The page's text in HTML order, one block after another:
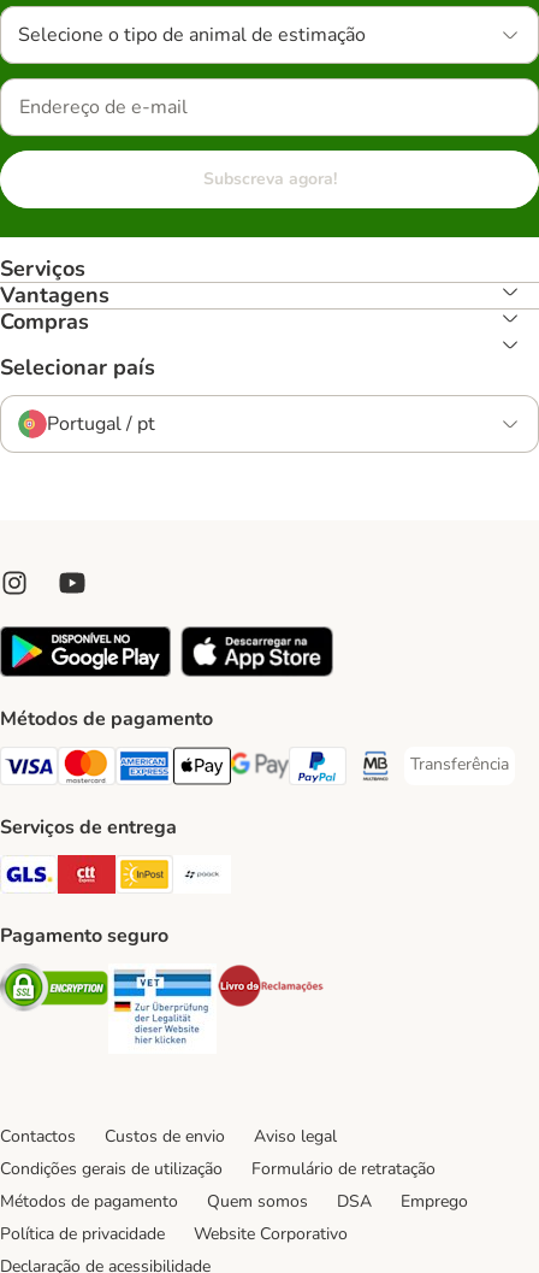
Selecione o tipo de animal de estimação
Subscreva agora!
Serviços
Vantagens
Compras
Selecionar país
Portugal / pt
Métodos de pagamento
Visa Payment Method
Mastercard Payment Method
American Express Payment Method
Apple Pay Payment Method
Google Pay Payment Method
PayPal Payment Method
Multibanco Payment
Transferência
Transferência
Serviços de entrega
GLS Shipping Method
CTTExpress Shipping Method
InPost Shipping Method
Pagamento seguro
Security Security
Contactos Custos de envio
Aviso legal
Condições gerais de utilização
Formulário de retratação
Métodos de pagamento
Quem somos DSA
Emprego
Política de privacidade
Website Corporativo
Declaração de acessibilidade